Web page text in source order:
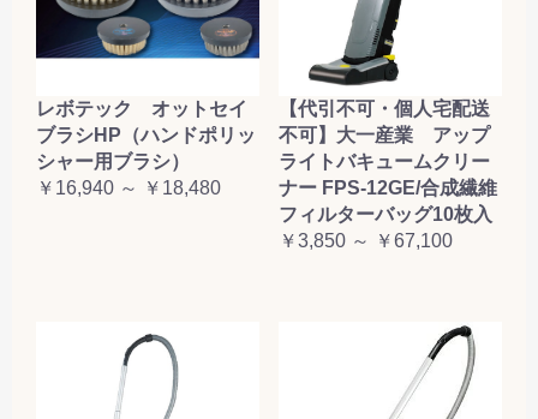
レボテック オットセイ
ブラシHP（ハンドポリッ
シャー用ブラシ）
￥16,940 ～ ￥18,480
【代引不可・個人宅配送
不可】大一産業 アップ
ライトバキュームクリー
ナー FPS-12GE/合成繊維
フィルターバッグ10枚入
￥3,850 ～ ￥67,100